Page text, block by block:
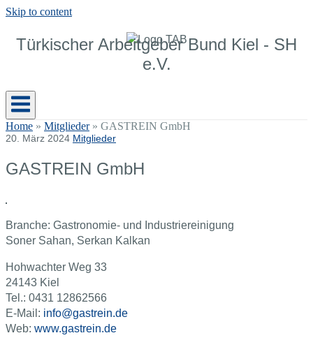
Skip to content
Türkischer Arbeitgeber Bund Kiel - SH
e.V.
Home » Mitglieder » GASTREIN GmbH
20. März 2024 Mitglieder
GASTREIN GmbH
Branche: Gastronomie- und Industriereinigung
Soner Sahan, Serkan Kalkan
Hohwachter Weg 33
24143 Kiel
Tel.: 0431 12862566
E-Mail: info@gastrein.de
Web: www.gastrein.de